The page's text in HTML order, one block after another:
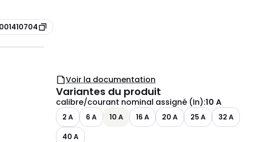
Voir la documentation
Variantes du produit
calibre/courant nominal assigné (In):10 A
2 A 6 A 10 A 16 A 20 A 25 A
32 A
40 A